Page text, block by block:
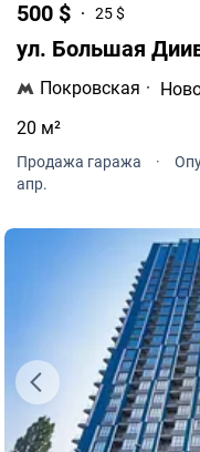
500 $ 25 $
ул. Большая
Покровская ·
20 м²
Продажа гаража ·
апр.